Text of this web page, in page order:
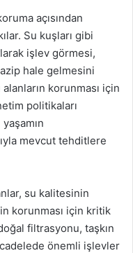
açısından
Su kuşları gibi
işlev görmesi,
hale gelmesini
korunması için
politikaları
mevcut tehditlere
su kalitesinin
korunması için kritik
filtrasyonu, taşkın
önemli işlevler